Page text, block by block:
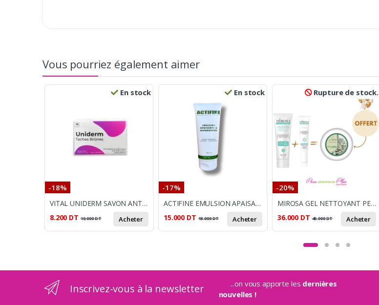
Vous pourriez également aimer
En stock
-18%
VITAL UNIDERM SAVON ANTI TACHES BRUNES 90G
8.200 DT 10.000DT Acheter
En stock
-17%
ACTIFINE EMULSION APAISANTE REPARATRICE 180ML
15.000 DT 18.000DT Acheter
Rupture de stock.
-20%
MIROSA GEL NETTOYANT PEAU MIXTE A GRASSE 200ML+ CREME ANTI ACNE 20ML+ ALMAFLORE ARGILE VERTE 200G OFFERT
36.000 DT 45.000DT Acheter
Inscrivez-vous à la newsletter ...on vous apporte les dernières
nouvelles !